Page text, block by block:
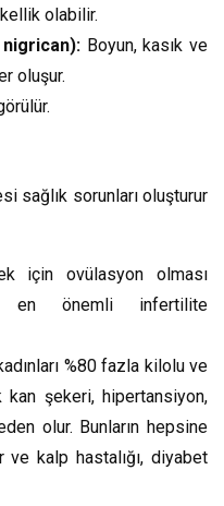
kellik olabilir.
Boyun, kasık ve
oluşur.
sağlık sorunları oluşturur
için ovülasyon olması
en önemli infertilite
%80 fazla kilolu ve
şekeri, hipertansiyon,
olur. Bunların hepsine
kalp hastalığı, diyabet